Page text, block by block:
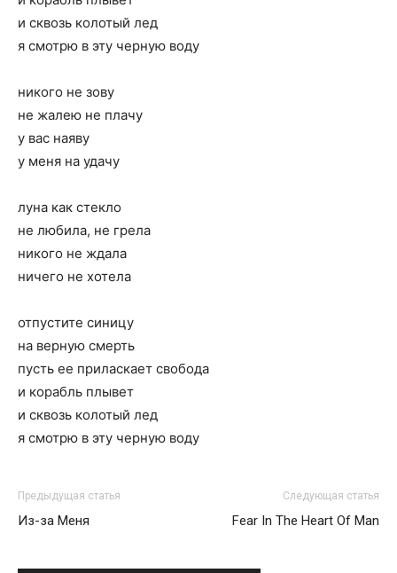
и сквозь колотый лед
я смотрю в эту черную воду
никого не зову
не жалею не плачу
у вас наяву
у меня на удачу
луна как стекло
не любила, не грела
никого не ждала
ничего не хотела
отпустите синицу
на верную смерть
пусть ее приласкает свобода
и корабль плывет
и сквозь колотый лед
я смотрю в эту черную воду
Предыдущая статья
Из-за Меня
Следующая статья
Fear In The Heart Of Man